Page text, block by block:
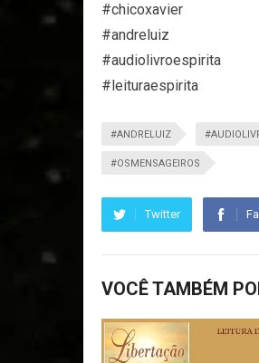
#chicoxavier
#andreluiz
#audiolivroespirita
#leituraespirita
#ANDRELUIZ
#OSMENSAGEIROS
Twitter
VOCÊ TAMBÉM